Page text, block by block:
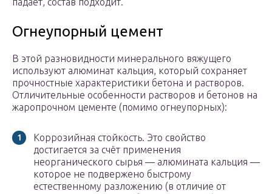
Огнеупорный цемент
В этой разновидности минерального вяжущего
используют алюминат кальция, который сохраняет
прочностные характеристики бетона и растворов.
Отличительные особенности растворов и бетонов на
жаропрочном цементе (помимо огнеупорных):
Коррозийная стойкость. Это свойство
достигается за счёт применения
неорганического сырья — алюмината кальция —
которое не подвержено быстрому
естественному разложению (в отличие от